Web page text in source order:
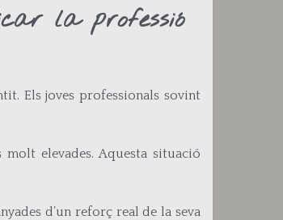
la professió
Els joves professionals sovint
elevades. Aquesta situació
d’un reforç real de la seva